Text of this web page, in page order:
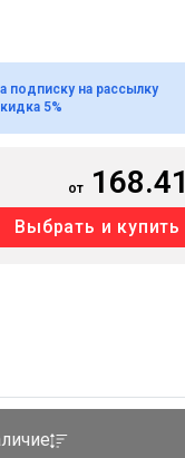
подписку на рассылку
5%
от 168.41
Выбрать и купить